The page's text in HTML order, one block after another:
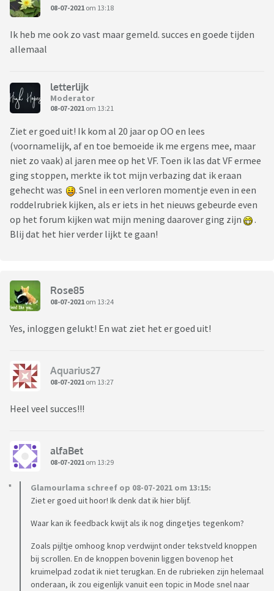
08-07-2021 om 13:18
Ik heb me ook zo vast maar gemeld. succes en goede tijden
allemaal
letterlijk
Moderator
08-07-2021 om 13:21
Ziet er goed uit! Ik kom al 20 jaar op OO en lees
(voornamelijk, af en toe bemoeide ik me ergens mee, maar
niet zo vaak) al jaren mee op het VF. Toen ik las dat VF ermee
ging stoppen, merkte ik tot mijn verbazing dat ik eraan
gehecht was
. Snel in een verloren momentje even in een
roddelrubriek kijken, als er iets in het nieuws gebeurde even
op het forum kijken wat mijn mening daarover ging zijn
.
Blij dat het hier verder lijkt te gaan!
Rose85
08-07-2021 om 13:24
Yes, inloggen gelukt! En wat ziet het er goed uit!
Aquarius27
08-07-2021 om 13:27
Heel veel succes!!!
alfaBet
08-07-2021 om 13:29
Glamourlama schreef op 08-07-2021 om 13:15:
Ziet er goed uit hoor! Ik denk dat ik hier blijf.
Waar kan ik feedback kwijt als ik nog dingetjes tegenkom?
Zoals pijltje omhoog knop verdwijnt onder tekstveld knoppen
bij scrollen. En de knoppen bovenin liggen bovenop het
kruimelpad zodat ik niet terugkan. En de rubrieken zijn helemaal
onderaan, ik zou eigenlijk vanuit een topic in Mode snel naar